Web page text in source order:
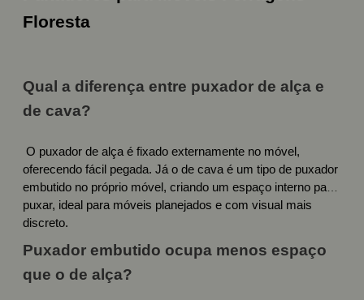
Floresta
Qual a diferença entre puxador de alça e
de cava?
O puxador de alça é fixado externamente no móvel,
oferecendo fácil pegada. Já o de cava é um tipo de puxador
embutido no próprio móvel, criando um espaço interno para
puxar, ideal para móveis planejados e com visual mais
discreto.
Puxador embutido ocupa menos espaço
que o de alça?